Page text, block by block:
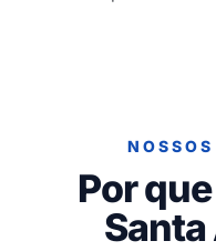
Por